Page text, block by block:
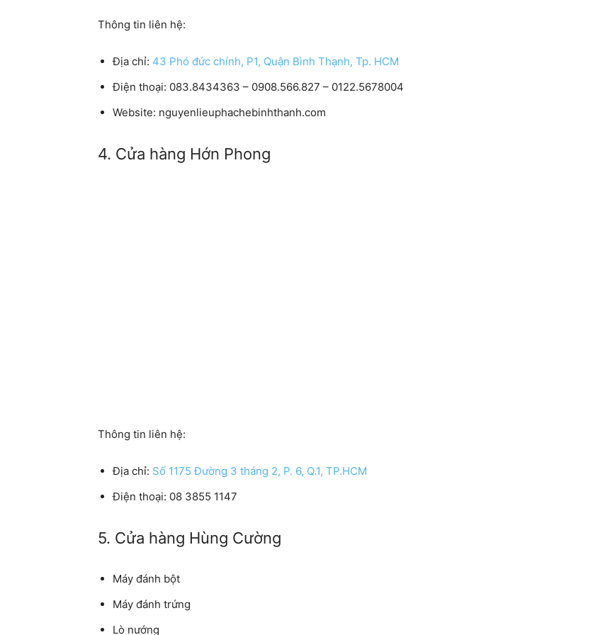
Thông tin liên hệ:
Địa chỉ: 43 Phó đức chính, P1, Quận Bình Thạnh, Tp. HCM
Điện thoại: 083.8434363 – 0908.566.827 – 0122.5678004
Website: nguyenlieuphachebinhthanh.com
4. Cửa hàng Hớn Phong
Thông tin liên hệ:
Địa chỉ: Số 1175 Đường 3 tháng 2, P. 6, Q.1, TP.HCM
Điện thoại: 08 3855 1147
5. Cửa hàng Hùng Cường
Máy đánh bột
Máy đánh trứng
Lò nướng